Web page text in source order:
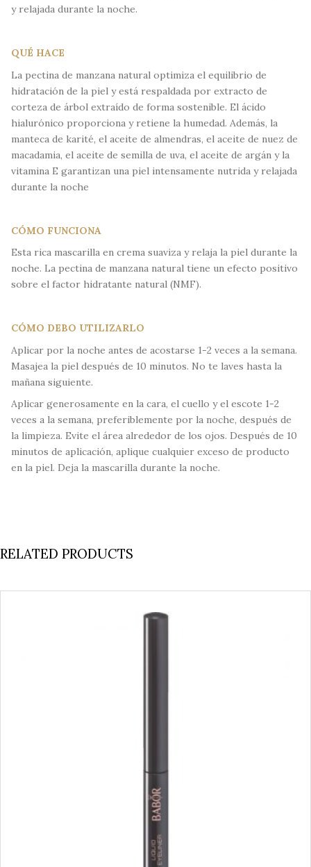
y relajada durante la noche.
QUÉ HACE
La pectina de manzana natural optimiza el equilibrio de
hidratación de la piel y está respaldada por extracto de
corteza de árbol extraído de forma sostenible. El ácido
hialurónico proporciona y retiene la humedad. Además, la
manteca de karité, el aceite de almendras, el aceite de nuez de
macadamia, el aceite de semilla de uva, el aceite de argán y la
vitamina E garantizan una piel intensamente nutrida y relajada
durante la noche
CÓMO FUNCIONA
Esta rica mascarilla en crema suaviza y relaja la piel durante la
noche. La pectina de manzana natural tiene un efecto positivo
sobre el factor hidratante natural (NMF).
CÓMO DEBO UTILIZARLO
Aplicar por la noche antes de acostarse 1-2 veces a la semana.
Masajea la piel después de 10 minutos. No te laves hasta la
mañana siguiente.
Aplicar generosamente en la cara, el cuello y el escote 1-2
veces a la semana, preferiblemente por la noche, después de
la limpieza. Evite el área alrededor de los ojos. Después de 10
minutos de aplicación, aplique cualquier exceso de producto
en la piel. Deja la mascarilla durante la noche.
RELATED PRODUCTS